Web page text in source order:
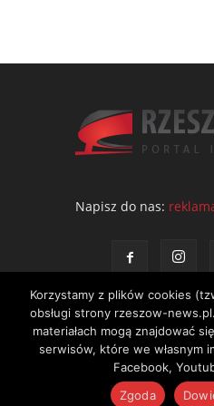
Napisz do nas:
Kontakt Polityka
© NEWS Sp. z o.o. - wydawca
zastrzeżone.
Korzystamy z plików cookies
obsługi strony rzeszow-
materiałach mogą znajdować
serwisów, które we własnym
Facebook,
Zgoda